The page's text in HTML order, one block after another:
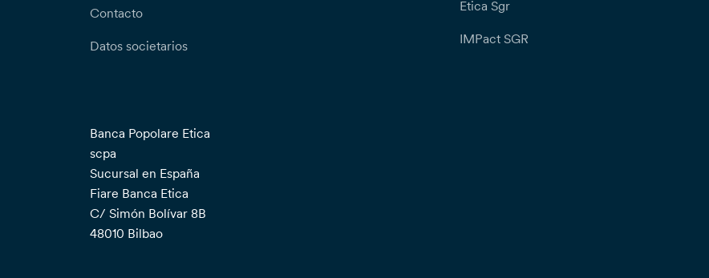
Contacto
Datos societarios
Etica Sgr
IMPact SGR
Banca Popolare Etica
scpa
Sucursal en España
Fiare Banca Etica
C/ Simón Bolívar 8B
48010 Bilbao